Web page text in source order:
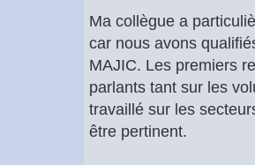
Ma collègue a
car nous avons
MAJIC. Les premiers
parlants tant sur les
travaillé sur les
être pertinent.